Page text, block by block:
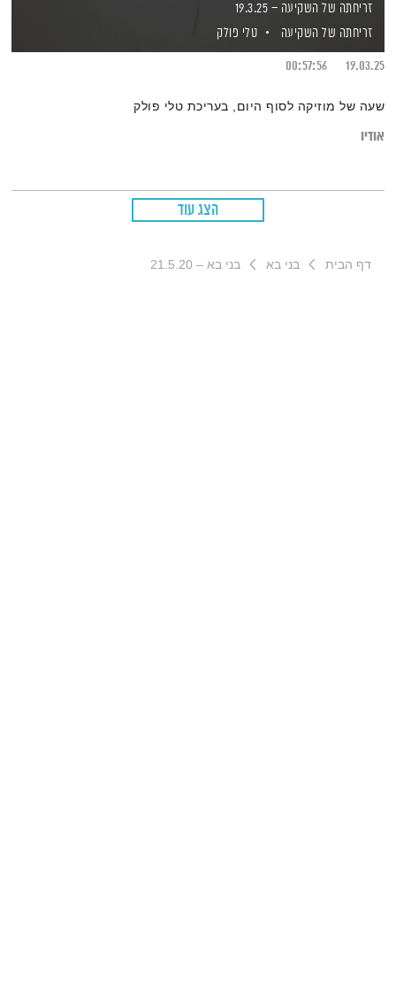
זריחתה של השקיעה – 19.3.25
זריחתה של השקיעה
טלי פולק
19.03.25
00:57:56
שעה של מוזיקה לסוף היום, בעריכת טלי פולק
אודיו
הצג עוד
דף הבית בני בא בני בא – 21.5.20